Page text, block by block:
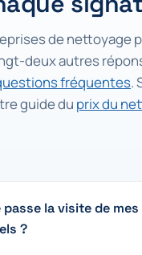
de nettoyage
deux autres
fréquentes.
guide du prix du
passe la visite de
?